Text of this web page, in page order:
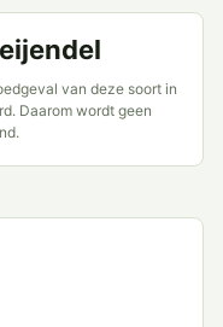
van deze soort in
Daarom wordt geen